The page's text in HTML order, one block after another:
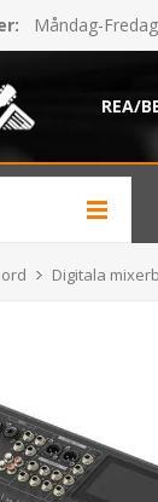
: Måndag-Fredag
REA/
Digitala